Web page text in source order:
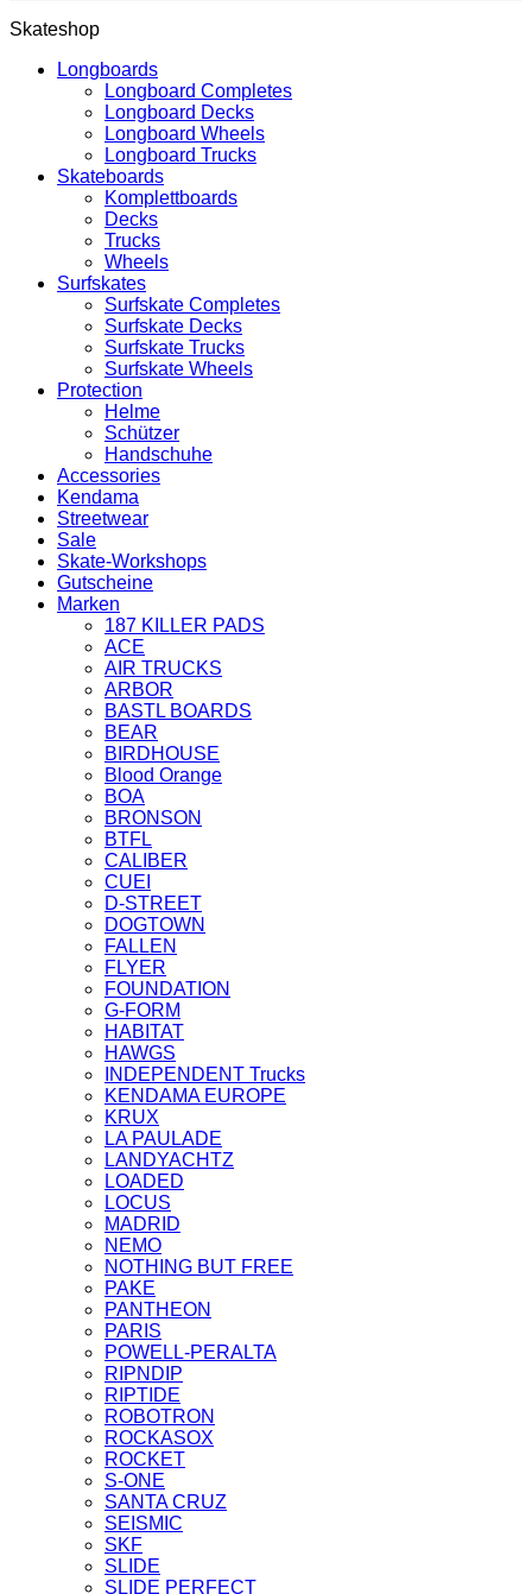
Skateshop
Longboards
Longboard Completes
Longboard Decks
Longboard Wheels
Longboard Trucks
Skateboards
Komplettboards
Decks
Trucks
Wheels
Surfskates
Surfskate Completes
Surfskate Decks
Surfskate Trucks
Surfskate Wheels
Protection
Helme
Schützer
Handschuhe
Accessories
Kendama
Streetwear
Sale
Skate-Workshops
Gutscheine
Marken
187 KILLER PADS
ACE
AIR TRUCKS
ARBOR
BASTL BOARDS
BEAR
BIRDHOUSE
Blood Orange
BOA
BRONSON
BTFL
CALIBER
CUEI
D-STREET
DOGTOWN
FALLEN
FLYER
FOUNDATION
G-FORM
HABITAT
HAWGS
INDEPENDENT Trucks
KENDAMA EUROPE
KRUX
LA PAULADE
LANDYACHTZ
LOADED
LOCUS
MADRID
NEMO
NOTHING BUT FREE
PAKE
PANTHEON
PARIS
POWELL-PERALTA
RIPNDIP
RIPTIDE
ROBOTRON
ROCKASOX
ROCKET
S-ONE
SANTA CRUZ
SEISMIC
SKF
SLIDE
SLIDE PERFECT